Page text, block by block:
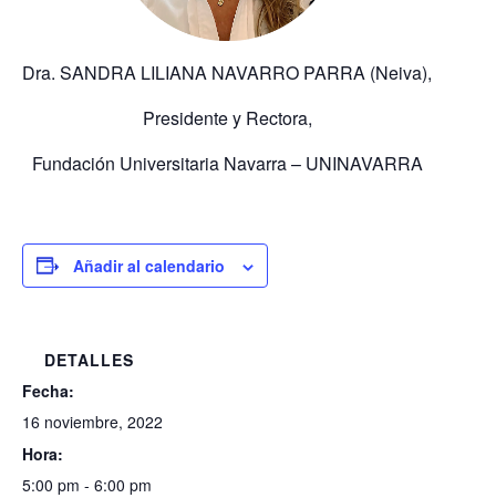
Dra. SANDRA LILIANA NAVARRO PARRA (Neiva),
Presidente y Rectora,
Fundación Universitaria Navarra – UNINAVARRA
Añadir al calendario
DETALLES
Fecha:
16 noviembre, 2022
Hora:
5:00 pm - 6:00 pm